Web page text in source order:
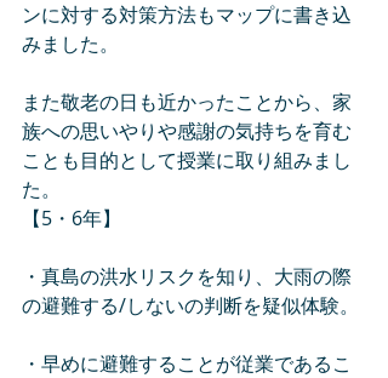
ンに対する対策方法もマップに書き込
みました。
また敬老の日も近かったことから、家
族への思いやりや感謝の気持ちを育む
ことも目的として授業に取り組みまし
た。
【5・6年】
・真島の洪水リスクを知り、大雨の際
の避難する/しないの判断を疑似体験。
・早めに避難することが従業であるこ